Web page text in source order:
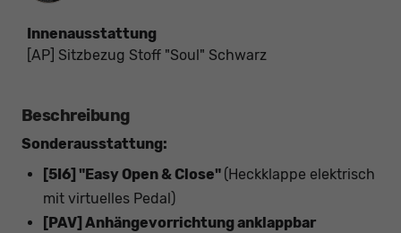
Innenausstattung
[AP] Sitzbezug Stoff "Soul" Schwarz
Beschreibung
Sonderausstattung:
[5I6] "Easy Open & Close" (Heckklappe elektrisch
mit virtuelles Pedal)
[PAV] Anhängevorrichtung anklappbar